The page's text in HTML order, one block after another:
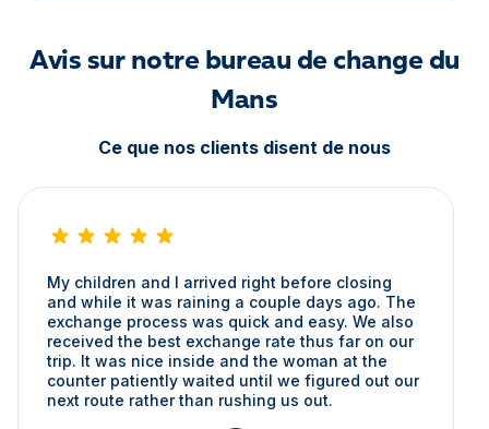
Avis sur notre bureau de change du
Mans
Ce que nos clients disent de nous
My children and I arrived right before closing
and while it was raining a couple days ago. The
exchange process was quick and easy. We also
received the best exchange rate thus far on our
trip. It was nice inside and the woman at the
counter patiently waited until we figured out our
next route rather than rushing us out.